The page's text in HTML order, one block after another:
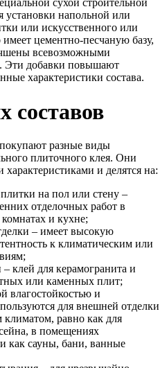
сухой строительной
установки напольной или
или искусственного или
цементно-песчаную базу,
всевозможными
Эти добавки повышают
характеристики состава.
составов
разные виды
плиточного клея. Они
и делятся на:
на пол или стену –
отделочных работ в
и кухне;
– имеет высокую
к климатическим или
клей для керамогранита и
или каменных плит;
влагостойкостью и
для внешней отделки
равно как для
в помещениях
как сауны, бани, ванные